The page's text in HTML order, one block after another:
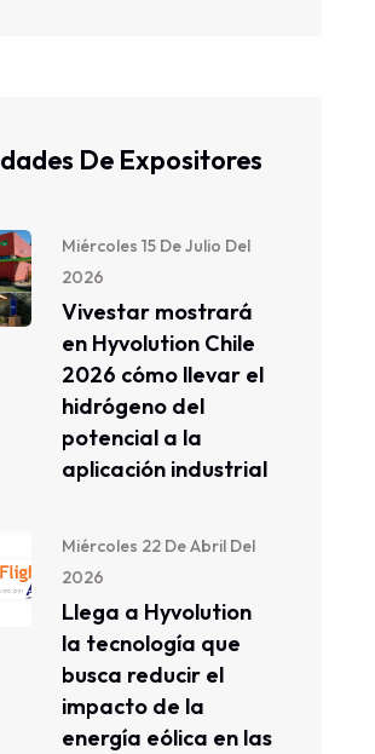
De Expositores
Miércoles 15 De Julio Del
2026
Vivestar mostrará
en Hyvolution Chile
2026 cómo llevar el
hidrógeno del
potencial a la
aplicación industrial
Miércoles 22 De Abril Del
2026
Llega a Hyvolution
la tecnología que
busca reducir el
impacto de la
energía eólica en las